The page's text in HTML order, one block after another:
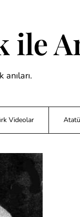
ile
Videolar